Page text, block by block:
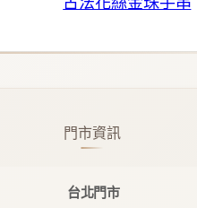
門市資訊
台北門市